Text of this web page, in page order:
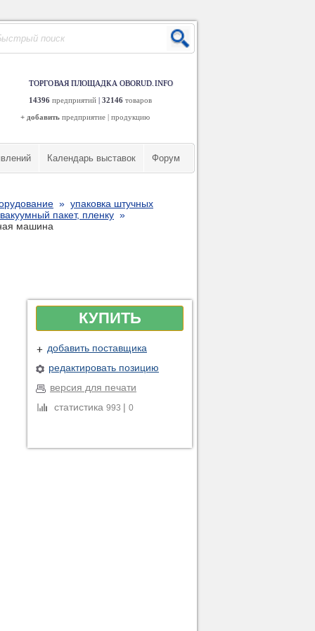
ТОРГОВАЯ ПЛОЩАДКА OBORUD.INFO
14396 предприятий | 32146 товаров
+ добавить предприятие | продукцию
Календарь выставок Форум
» упаковка штучных
пакет, пленку »
машина
КУПИТЬ
добавить поставщика
редактировать позицию
версия для печати
статистика 993 | 0